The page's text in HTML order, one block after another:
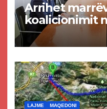
Arrihet
koalicionimit
Kurtit dhe
LAJME MAQEDONI